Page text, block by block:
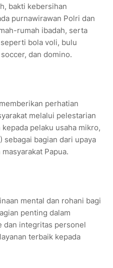
bakti kebersihan
purnawirawan Polri dan
rumah ibadah, serta
bola voli, bulu
dan domino.
perhatian
melalui pelestarian
pelaku usaha mikro,
sebagai bagian dari upaya
Papua.
mental dan rohani bagi
penting dalam
dan integritas personel
terbaik kepada